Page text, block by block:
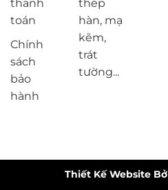
thanh
toán
Chính
sách
bảo
hành
thép
hàn, mạ
kẽm,
trát
tường...
Thiết Kế Website